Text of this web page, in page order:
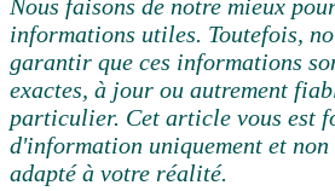
Nous faisons de notre mieux
informations utiles. Toutefois,
garantir que ces informations
exactes, à jour ou autrement
particulier. Cet article vous est
d'information uniquement et non
adapté à votre réalité.